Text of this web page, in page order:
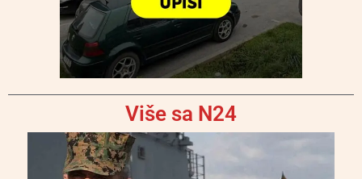
Više sa N24